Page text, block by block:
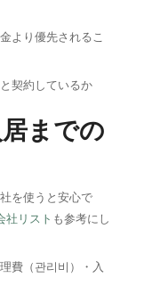
より優先されるこ
契約しているか
までの
を使うと安心で
社リスト も参考にし
費（관리비）・入